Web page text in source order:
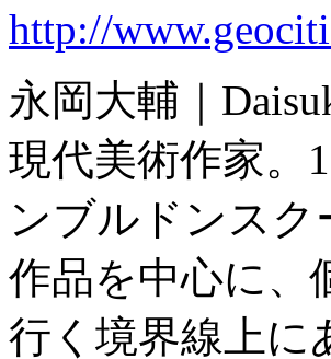
http://
永岡大輔｜
現代美術作家。
ンブルドンス
作品を中心に、
行く境界線上に